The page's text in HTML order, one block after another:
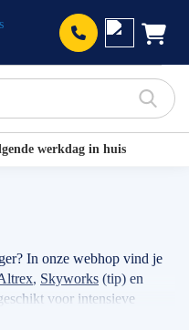
werkdag in huis
In onze webhop vind je
, Skyworks (tip) en
voor intensieve